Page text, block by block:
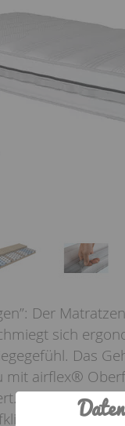
Der
sich
Das
mit airflex®
Der innovative
Das